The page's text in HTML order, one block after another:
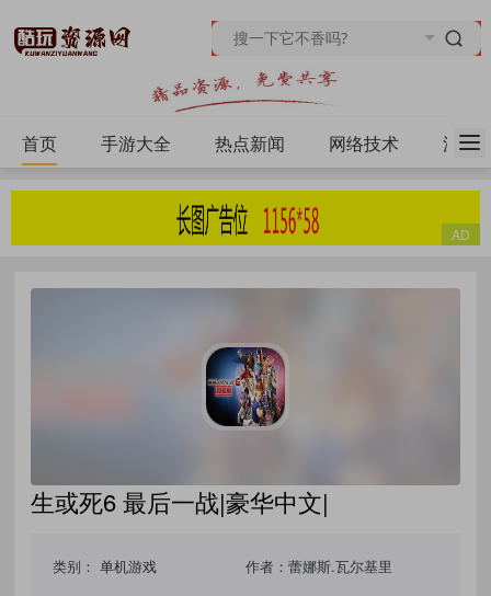
首页 手游大全 热点新闻 网络技术 源码
生或死6 最后一战|豪华中文|
类别：单机游戏 作者：蕾娜斯.瓦尔基里